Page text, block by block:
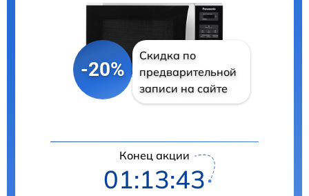
-20%
Скидка по
предварительной
записи на сайте
Конец акции
01:13:42